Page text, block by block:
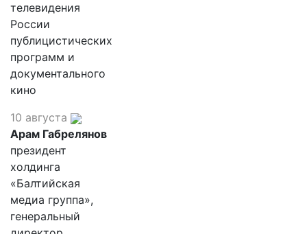
телевидения
России
публицистических
программ и
документального
кино
10 августа
Арам Габрелянов
президент
холдинга
«Балтийская
медиа группа»,
генеральный